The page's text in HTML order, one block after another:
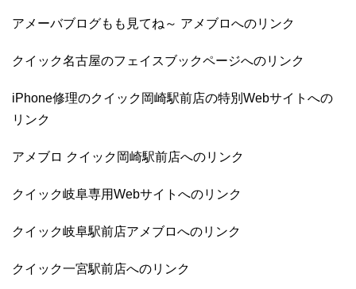
アメーバブログもも見てね～ アメブロへのリンク
クイック名古屋のフェイスブックページへのリンク
iPhone修理のクイック岡崎駅前店の特別Webサイトへの
リンク
アメブロ クイック岡崎駅前店へのリンク
クイック岐阜専用Webサイトへのリンク
クイック岐阜駅前店アメブロへのリンク
クイック一宮駅前店へのリンク